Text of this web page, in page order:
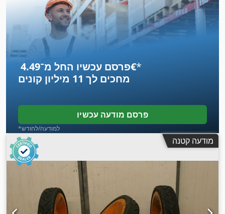
פרסם עכשיו החל מ־‏4.49 ‏€*
מחכים לך 11 מיליון קונים
פרסם מודעה עכשיו
*למודעה/לחודש
מודעה קטנה